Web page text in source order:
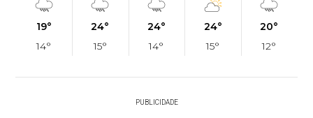
19°
14°
24°
15°
24°
14°
24°
15°
20°
12°
PUBLICIDADE